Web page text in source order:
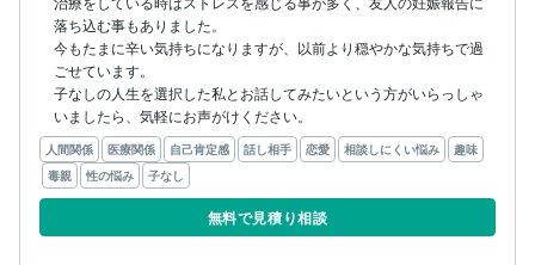
落ち込む事もありました。
今もたまに辛い気持ちになりますが、以前より穏やかな気持ちで過
ごせています。
子なしの人生を選択した私とお話してみたいという方がいらっしゃ
いましたら、気軽にお声がけください。
人間関係 医療関係 自己肯定感 話し相手 恋愛 相談しにくい悩み
趣味
毒親
性の悩み 子なし
無料で見積り相談